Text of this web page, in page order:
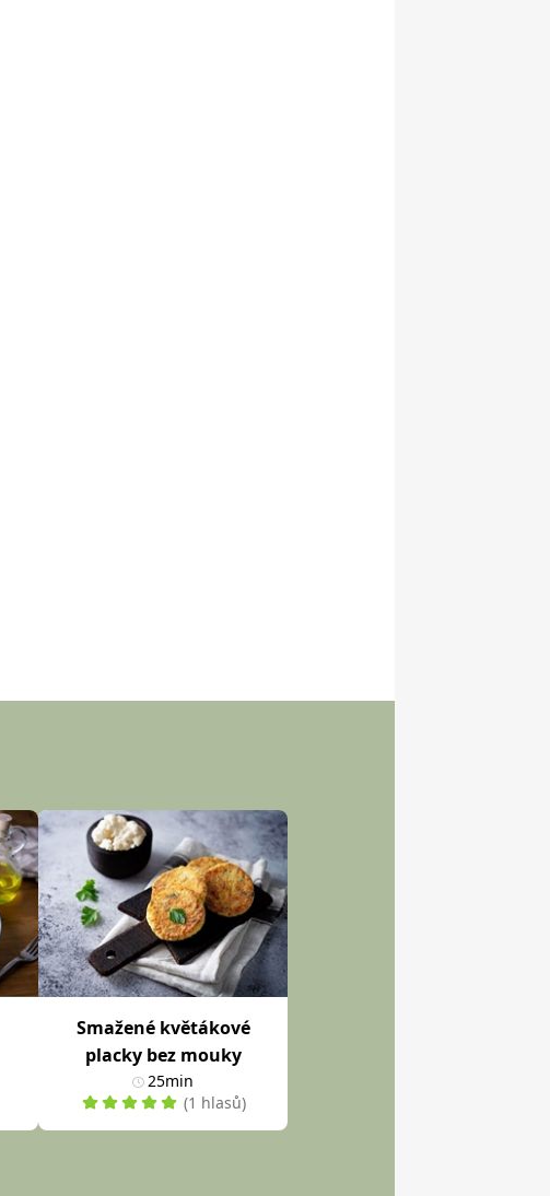
Smažené květákové
placky bez mouky
25min
(1 hlasů)